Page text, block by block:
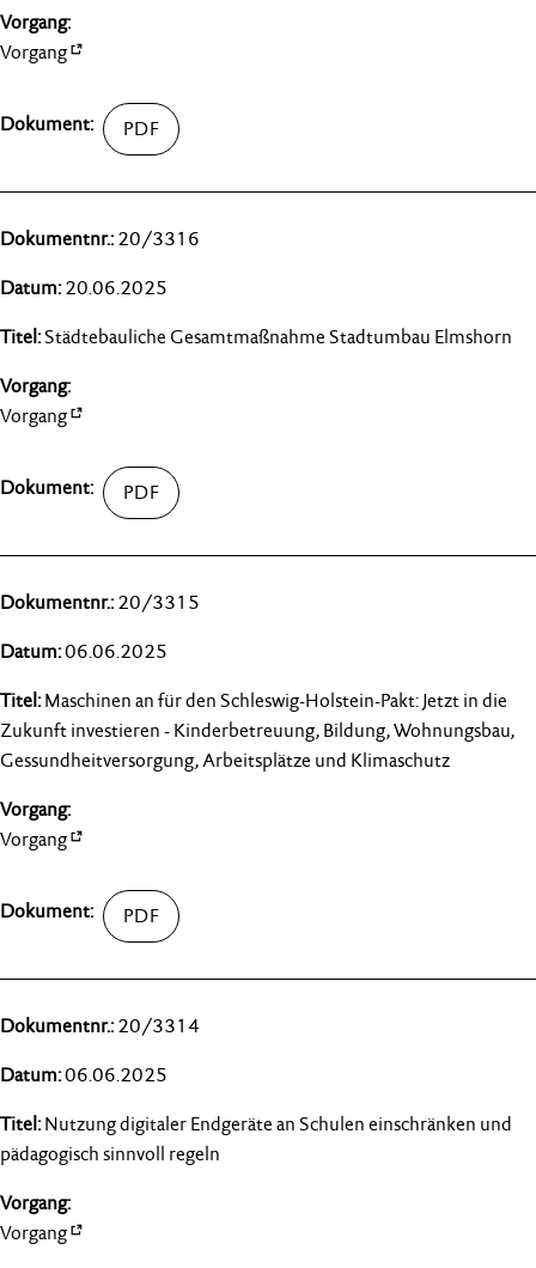
Vorgang
20/3316
20.06.2025
Städtebauliche Gesamtmaßnahme Stadtumbau Elmshorn
Vorgang
20/3315
06.06.2025
Maschinen an für den Schleswig-Holstein-Pakt: Jetzt in die
Zukunft investieren - Kinderbetreuung, Bildung, Wohnungsbau,
Gessundheitversorgung, Arbeitsplätze und Klimaschutz
Vorgang
20/3314
06.06.2025
Nutzung digitaler Endgeräte an Schulen einschränken und
pädagogisch sinnvoll regeln
Vorgang